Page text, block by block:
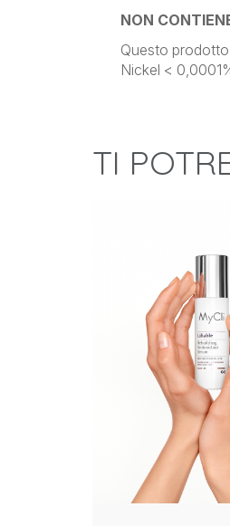
NON
Questo
​​​​​​​Nickel <
TI